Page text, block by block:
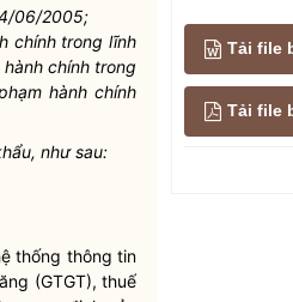
06/2005;
chính trong lĩnh
chính trong
hành chính
như sau:
thống thông tin
(GTGT), thuế
Tải file
Tải file